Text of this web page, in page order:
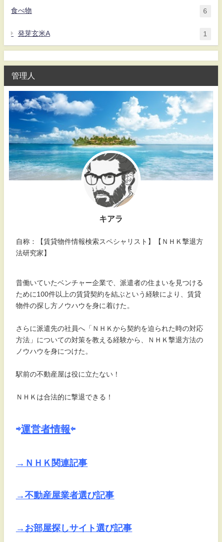
食べ物 6
発芽玄米A 1
管理人
キアラ
自称：【賃貸物件情報検索スペシャリスト】【ＮＨＫ撃退方
法研究家】
昔働いていたベンチャー企業で、派遣者の住まいを見つける
ために100件以上の賃貸契約を結ぶという経験により、賃貸
物件の探し方ノウハウを身に着けた。
さらに派遣先の社員へ「ＮＨＫから契約を迫られた時の対応
方法」についての対策を教える経験から、ＮＨＫ撃退方法の
ノウハウを身につけた。
駅前の不動産屋は役に立たない！
ＮＨＫは合法的に撃退できる！
⇨運営者情報⇦
→ＮＨＫ関連記事
→不動産屋業者選び記事
→お部屋探しサイト選び記事